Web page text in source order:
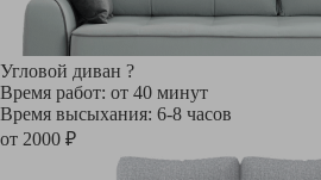
Угловой диван ?
Время работ: от 40 минут
Время высыхания: 6-8 часов
от 2000 ₽